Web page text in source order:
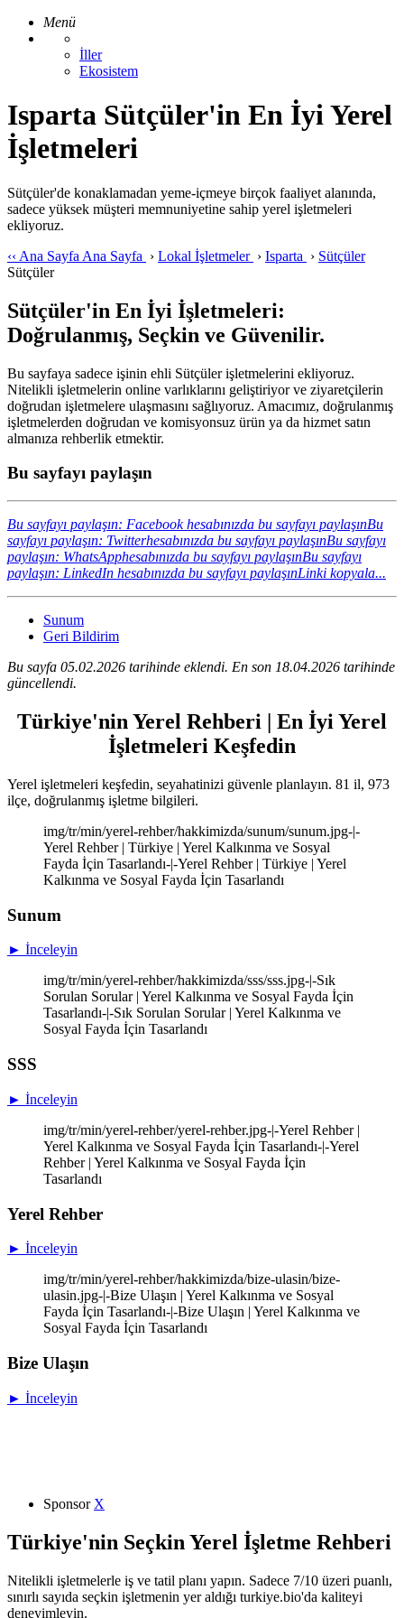
Menü
İller
Ekosistem
Isparta Sütçüler'in En İyi Yerel
İşletmeleri
Sütçüler'de konaklamadan yeme-içmeye birçok faaliyet alanında,
sadece yüksek müşteri memnuniyetine sahip yerel işletmeleri
ekliyoruz.
‹‹ Ana Sayfa Ana Sayfa › Lokal İşletmeler › Isparta › Sütçüler
Sütçüler
Sütçüler'in En İyi İşletmeleri:
Doğrulanmış, Seçkin ve Güvenilir.
Bu sayfaya sadece işinin ehli Sütçüler işletmelerini ekliyoruz.
Nitelikli işletmelerin online varlıklarını geliştiriyor ve ziyaretçilerin
doğrudan işletmelere ulaşmasını sağlıyoruz. Amacımız, doğrulanmış
işletmelerden doğrudan ve komisyonsuz ürün ya da hizmet satın
almanıza rehberlik etmektir.
Bu sayfayı paylaşın
Bu sayfayı paylaşın: Facebook hesabınızda bu sayfayı paylaşınBu
sayfayı paylaşın: Twitterhesabınızda bu sayfayı paylaşınBu sayfayı
paylaşın: WhatsApphesabınızda bu sayfayı paylaşınBu sayfayı
paylaşın: LinkedIn hesabınızda bu sayfayı paylaşınLinki kopyala...
Sunum
Geri Bildirim
Bu sayfa 05.02.2026 tarihinde eklendi. En son 18.04.2026 tarihinde
güncellendi.
Türkiye'nin Yerel Rehberi | En İyi Yerel
İşletmeleri Keşfedin
Yerel işletmeleri keşfedin, seyahatinizi güvenle planlayın. 81 il, 973
ilçe, doğrulanmış işletme bilgileri.
img/tr/min/yerel-rehber/hakkimizda/sunum/sunum.jpg-|-
Yerel Rehber | Türkiye | Yerel Kalkınma ve Sosyal
Fayda İçin Tasarlandı-|-Yerel Rehber | Türkiye | Yerel
Kalkınma ve Sosyal Fayda İçin Tasarlandı
Sunum
► İnceleyin
img/tr/min/yerel-rehber/hakkimizda/sss/sss.jpg-|-Sık
Sorulan Sorular | Yerel Kalkınma ve Sosyal Fayda İçin
Tasarlandı-|-Sık Sorulan Sorular | Yerel Kalkınma ve
Sosyal Fayda İçin Tasarlandı
SSS
► İnceleyin
img/tr/min/yerel-rehber/yerel-rehber.jpg-|-Yerel Rehber |
Yerel Kalkınma ve Sosyal Fayda İçin Tasarlandı-|-Yerel
Rehber | Yerel Kalkınma ve Sosyal Fayda İçin
Tasarlandı
Yerel Rehber
► İnceleyin
img/tr/min/yerel-rehber/hakkimizda/bize-ulasin/bize-
ulasin.jpg-|-Bize Ulaşın | Yerel Kalkınma ve Sosyal
Fayda İçin Tasarlandı-|-Bize Ulaşın | Yerel Kalkınma ve
Sosyal Fayda İçin Tasarlandı
Bize Ulaşın
► İnceleyin
Sponsor X
Türkiye'nin Seçkin Yerel İşletme Rehberi
Nitelikli işletmelerle iş ve tatil planı yapın. Sadece 7/10 üzeri puanlı,
sınırlı sayıda seçkin işletmenin yer aldığı turkiye.bio'da kaliteyi
deneyimleyin.